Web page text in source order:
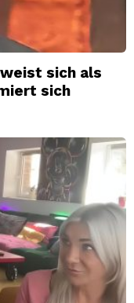
sich als
sich